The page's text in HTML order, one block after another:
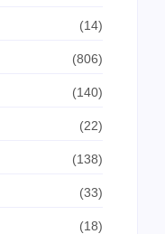
(14)
(806)
(140)
(22)
(138)
(33)
(18)